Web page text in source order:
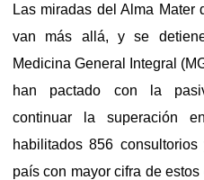
Las miradas del Alma
van más allá, y se
Medicina General Integral
han pactado con la
continuar la superación
habilitados 856
país con mayor cifra de